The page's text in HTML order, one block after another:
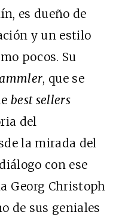
es dueño de
y un estilo
pocos. Su
, que se
best sellers
del
la mirada del
con ese
Georg Christoph
de sus geniales